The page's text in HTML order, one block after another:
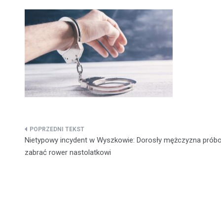
Nawigacja
wpisu
Nietypowy incydent w Wyszkowie: Dorosły mężczyzna
zabrać rower nastolatkowi